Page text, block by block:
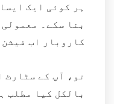
ہر کوئی ایک
بنا سکے۔
کاروبار اب
تو، آپ کے سٹارٹ
بالکل کیا مطلب